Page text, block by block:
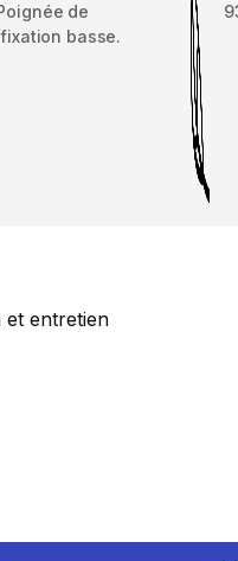
de
basse.
et entretien